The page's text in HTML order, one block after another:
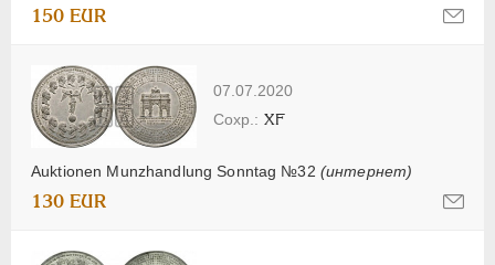
150 EUR
07.07.2020
Auktionen Munzhandlung Sonntag №32 (интернет)
XF
130 EUR